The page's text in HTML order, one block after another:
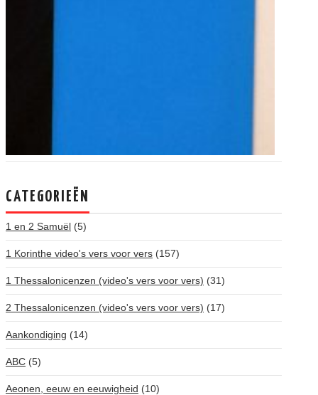
CATEGORIEËN
1 en 2 Samuël (5)
1 Korinthe video's vers voor vers (157)
1 Thessalonicenzen (video's vers voor vers) (31)
2 Thessalonicenzen (video's vers voor vers) (17)
Aankondiging (14)
ABC (5)
Aeonen, eeuw en eeuwigheid (10)